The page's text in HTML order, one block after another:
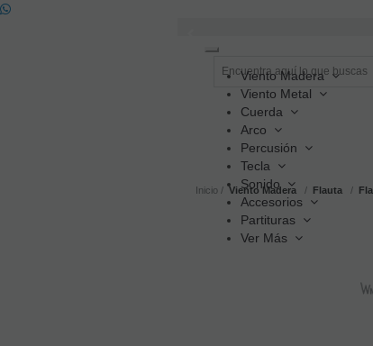
navigation
Viento Madera
Viento Metal
Cuerda
Arco
Percusión
Tecla
Sonido
Accesorios
Partituras
Ver Más
Inicio Viento Madera Flauta